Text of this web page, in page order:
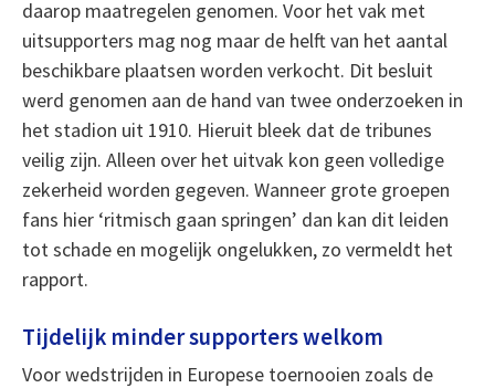
daarop maatregelen genomen. Voor het vak met
uitsupporters mag nog maar de helft van het aantal
beschikbare plaatsen worden verkocht. Dit besluit
werd genomen aan de hand van twee onderzoeken in
het stadion uit 1910. Hieruit bleek dat de tribunes
veilig zijn. Alleen over het uitvak kon geen volledige
zekerheid worden gegeven. Wanneer grote groepen
fans hier ‘ritmisch gaan springen’ dan kan dit leiden
tot schade en mogelijk ongelukken, zo vermeldt het
rapport.
Tijdelijk minder supporters welkom
Voor wedstrijden in Europese toernooien zoals de